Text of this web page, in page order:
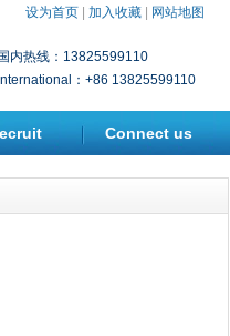
设为首页| 加入收藏| 网站地图
国内热线：13825599110
International：+86 13825599110
Connect us